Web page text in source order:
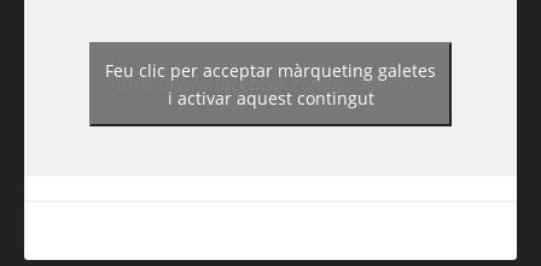
https://www.facebook.com/guiadereus/
Feu clic per acceptar màrqueting galetes
i activar aquest contingut